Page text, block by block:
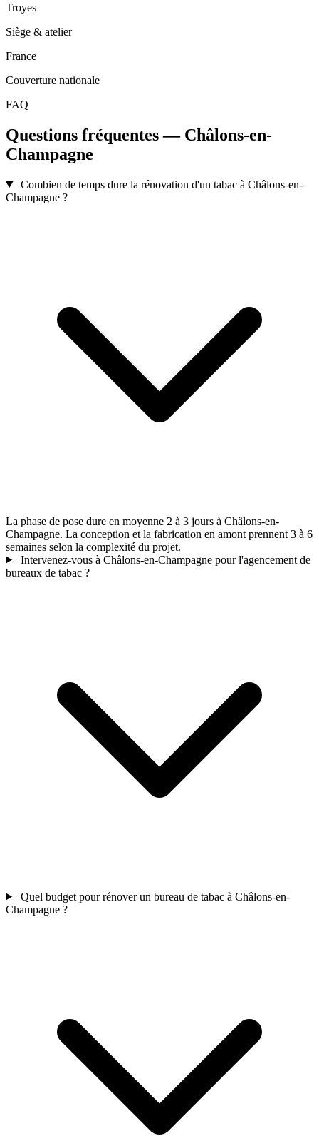
Troyes
Siège & atelier
France
Couverture nationale
FAQ
Questions fréquentes — Châlons-en-
Champagne
Combien de temps dure la rénovation d'un tabac à Châlons-en-
Champagne ?
La phase de pose dure en moyenne 2 à 3 jours à Châlons-en-
Champagne. La conception et la fabrication en amont prennent 3 à 6
semaines selon la complexité du projet.
Intervenez-vous à Châlons-en-Champagne pour l'agencement de
bureaux de tabac ?
Quel budget pour rénover un bureau de tabac à Châlons-en-
Champagne ?